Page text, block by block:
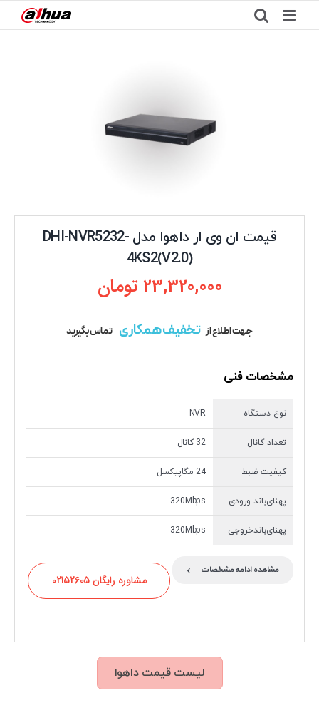
to
قیمت ان وی ار داهوا مدل DHI-NVR5232-
4KS2(V2.0)
23,320,000 تومان
جهت اطلاع از تخفیف همکاری تماس بگیرید
مشخصات فنی
نوع دستگاه NVR
تعداد کانال 32 کانال
کیفیت ضبط 24 مگاپیکسل
پهنای‌باند ورودی 320Mbps
پهنای‌باندخروجی 320Mbps
مشاهده ادامه مشخصات ›
مشاوره رایگان 02152605
لیست قیمت داهوا